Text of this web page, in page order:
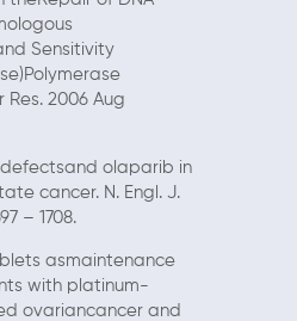
Sensitivity
Res. 2006 Aug
olaparib in
cancer. N. Engl. J.
– 1708.
asmaintenance
with platinum-
ovariancancer and